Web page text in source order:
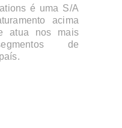
é uma S/A
acima
atua nos mais
de